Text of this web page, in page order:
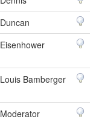
Duncan
Eisenhower
Louis Bamberger
Moderator